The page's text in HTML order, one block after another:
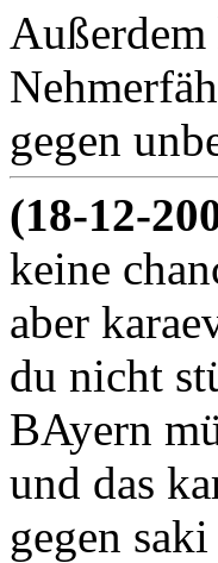
gegen
(18-12-
keine
aber
du nicht
BAyern
und das
gegen saki